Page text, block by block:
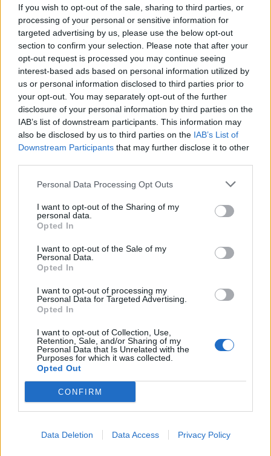
If you wish to opt-out of the sale, sharing to third parties, or
processing of your personal or sensitive information for
targeted advertising by us, please use the below opt-out
section to confirm your selection. Please note that after your
opt-out request is processed you may continue seeing
interest-based ads based on personal information utilized by
us or personal information disclosed to third parties prior to
your opt-out. You may separately opt-out of the further
disclosure of your personal information by third parties on the
IAB’s list of downstream participants. This information may
also be disclosed by us to third parties on the IAB’s List of
Downstream Participants that may further disclose it to other
Personal Data Processing Opt Outs
I want to opt-out of the Sharing of my
personal data.
Opted In
I want to opt-out of the Sale of my
Personal Data.
Opted In
I want to opt-out of processing my
Personal Data for Targeted Advertising.
Opted In
I want to opt-out of Collection, Use,
Retention, Sale, and/or Sharing of my
Personal Data that Is Unrelated with the
Purposes for which it was collected.
Opted Out
CONFIRM
Data Deletion Data Access Privacy Policy
Deputados do PSD saúdam Banda
Sinfónica da ARMAB pelo 1º lugar no
certame internacional de Valência
Capacita Jovem de Poiares aproxima
jovens ao mundo do trabalho
Colheita de sangue regressa ao
Hospital Sousa Martins durante o mês